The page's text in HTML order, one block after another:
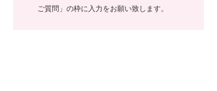
ご質問」の枠に入力をお願い致します。